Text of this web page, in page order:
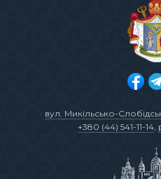
вул. Микільсько-
+380 (44) 541-11-14,